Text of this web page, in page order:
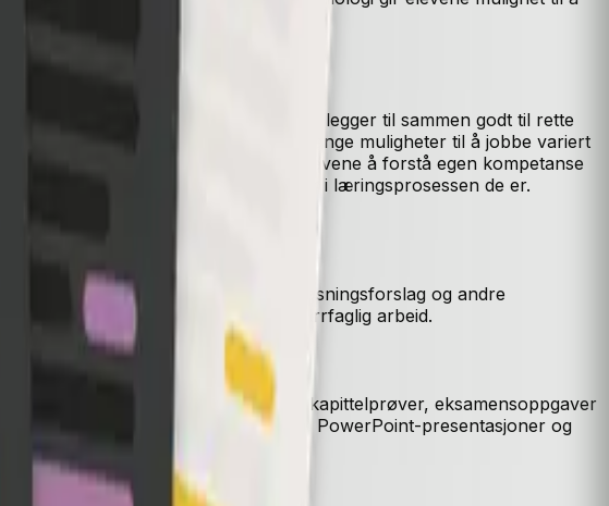
Kode lærebok og elevnettsted legger til sammen godt til rette
faglig fordypning. Da får læreren mange muligheter til å jobbe variert
av kompetansenivå vil hjelpe elevene å forstå egen kompetanse
kommunisere med læreren om hvor i læringsprosessen de er.
for å teste elevens kompetanse.
oppgaver, filer for nedlastning, løsningsforslag og andre
muligheter for dybdelæring og tverrfaglig arbeid.
tips til undervisningen, forslag til kapittelprøver, eksamensoppgaver
har nettsiden forslag til årsplan, PowerPoint-presentasjoner og
elevens arbeid.